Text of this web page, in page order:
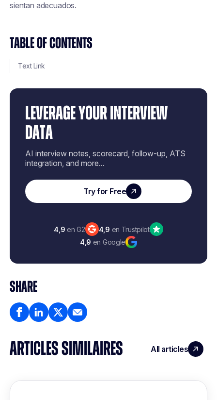
TABLE OF CONTENTS
Text Link
LEVERAGE YOUR INTERVIEW
DATA
AI interview notes, scorecard, follow-up, ATS
integration, and more...
Try for Free
4,9 en G2 4,9 en Trustpilot
4,9 en Google
SHARE
sientan adecuados.
ARTICLES SIMILAIRES All articles